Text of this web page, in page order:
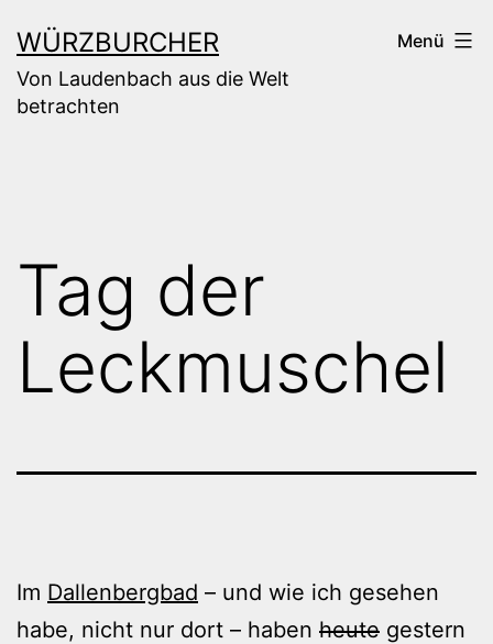
Inhalt
springen
WÜRZBURCHER
Von Laudenbach aus die Welt
betrachten
Menü
Tag der
Leckmuschel
Im Dallenbergbad – und wie ich gesehen
habe, nicht nur dort – haben heute gestern